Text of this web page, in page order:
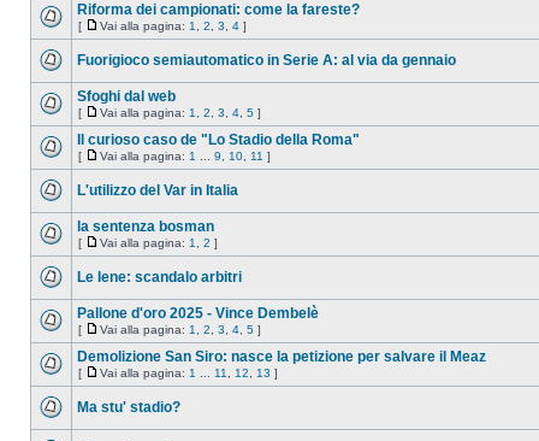
Riforma dei campionati: come la fareste?
[ Vai alla pagina: 1 2 3 4 ]
Fuorigioco semiautomatico in Serie A: al via da gennaio
Sfoghi dal web
[ Vai alla pagina: 1 2 3 4 5 ]
Il curioso caso de "Lo Stadio della Roma"
[ Vai alla pagina: 1 9 10 11 ]
L'utilizzo del Var in Italia
la sentenza bosman
[ Vai alla pagina: 1 2 ]
Le Iene: scandalo arbitri
Pallone d'oro 2025 - Vince Dembelè
[ Vai alla pagina: 1 2 3 4 5 ]
Demolizione San Siro: nasce la petizione per salvare il Meaz
[ Vai alla pagina: 1 11 12 13 ]
Ma stu' stadio?